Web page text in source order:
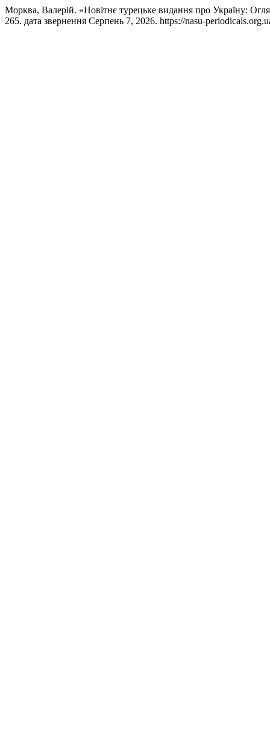
Морква, Валерій. «Новітнє турецьке видання про Україну:
265. дата звернення Серпень 7, 2026. https://nasu-